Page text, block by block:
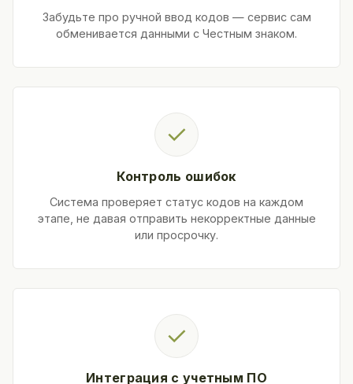
Забудьте про ручной ввод кодов — сервис сам
обменивается данными с Честным знаком.
✓
Контроль ошибок
Система проверяет статус кодов на каждом
этапе, не давая отправить некорректные данные
или просрочку.
✓
Интеграция с учетным ПО